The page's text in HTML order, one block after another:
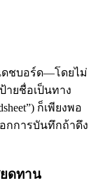
ชบอร์ด—โดยไม่
ายชื่อเป็นทาง
ก็เพียงพอ
กการบันทึกถ้าดึง
ยดทาน